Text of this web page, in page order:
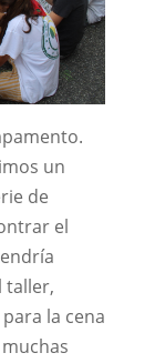
un
de
el
taller,
la cena